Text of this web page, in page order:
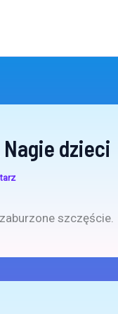
dzieci
szczęście.